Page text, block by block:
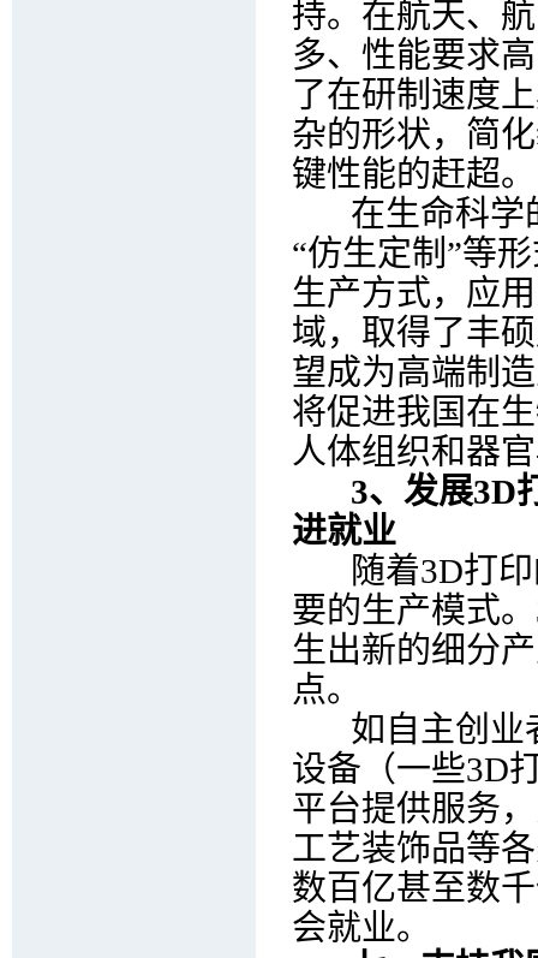
持。在航天、
多、性能要求
了在研制速度
杂的形状，简
键性能的赶超。
在生命科学
“仿生定制”等
生产方式，应
域，取得了丰
望成为高端制
将促进我国在
人体组织和器
3、发展3D
进就业
随着3D打印
要的生产模式
生出新的细分
点。
如自主创业
设备（一些3D
平台提供服务
工艺装饰品等
数百亿甚至数
会就业。